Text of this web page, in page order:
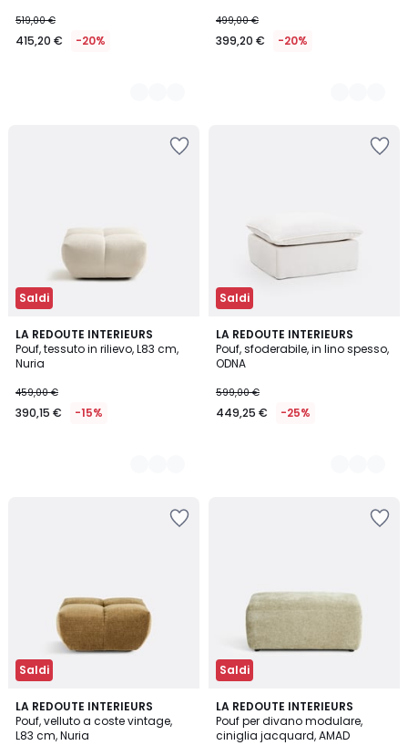
519,00 €
415,20 € -20%
499,00 €
399,20 € -20%
Saldi
LA REDOUTE INTERIEURS
Pouf, tessuto in rilievo, L83 cm,
Nuria
459,00 €
390,15 € -15%
3
Colori
Saldi
LA REDOUTE INTERIEURS
Pouf, sfoderabile, in lino spesso,
ODNA
599,00 €
449,25 € -25%
2
Colori
Saldi
LA REDOUTE INTERIEURS
Pouf, velluto a coste vintage,
L83 cm, Nuria
4
Colori
Saldi
LA REDOUTE INTERIEURS
Pouf per divano modulare,
ciniglia jacquard, AMAD
3
Colori